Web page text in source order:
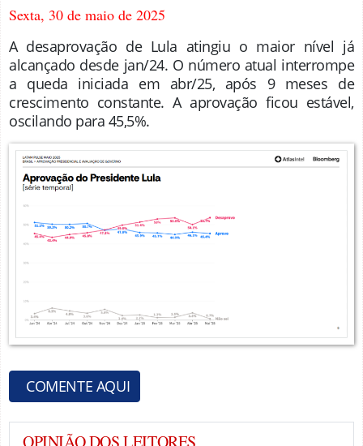
Sexta, 30 de maio de 2025
A desaprovação de Lula atingiu o maior nível já
alcançado desde jan/24. O número atual interrompe
a queda iniciada em abr/25, após 9 meses de
crescimento constante. A aprovação ficou estável,
oscilando para 45,5%.
COMENTE AQUI
OPINIÃO DOS LEITORES